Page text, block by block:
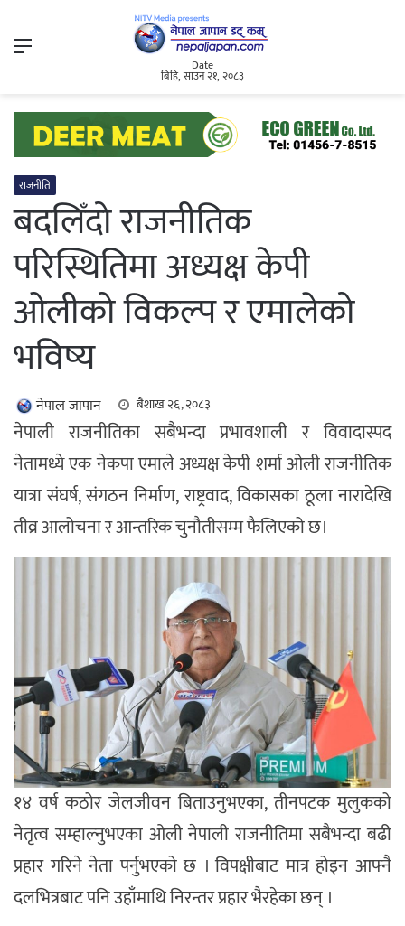
Menu
Date
बिहि, साउन २१, २०८३
राजनीति
बदलिँदो राजनीतिक
परिस्थितिमा अध्यक्ष केपी
ओलीको विकल्प र एमालेको
भविष्य
नेपाल जापान बैशाख २६, २०८३
नेपाली राजनीतिका सबैभन्दा प्रभावशाली र विवादास्पद
नेतामध्ये एक नेकपा एमाले अध्यक्ष केपी शर्मा ओली राजनीतिक
यात्रा संघर्ष, संगठन निर्माण, राष्ट्रवाद, विकासका ठूला नारादेखि
तीव्र आलोचना र आन्तरिक चुनौतीसम्म फैलिएको छ।
१४ वर्ष कठोर जेलजीवन बिताउनुभएका, तीनपटक मुलुकको
नेतृत्व सम्हाल्नुभएका ओली नेपाली राजनीतिमा सबैभन्दा बढी
प्रहार गरिने नेता पर्नुभएको छ । विपक्षीबाट मात्र होइन आफ्नै
दलभित्रबाट पनि उहाँमाथि निरन्तर प्रहार भैरहेका छन् ।